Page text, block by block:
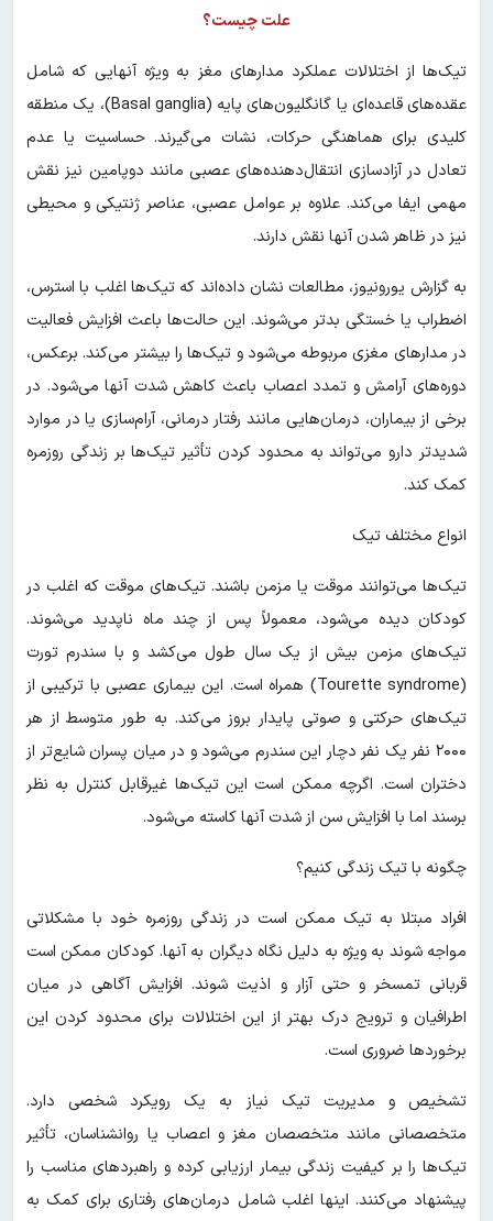
علت چیست؟
تیک‌ها از اختلالات عملکرد مدارهای مغز به ویژه آنهایی که شامل
عقده‌های قاعده‌ای یا گانگلیون‌های پایه (Basal ganglia)، یک منطقه
کلیدی برای هماهنگی حرکات، نشات می‌گیرند. حساسیت یا عدم
تعادل در آزادسازی انتقال‌دهنده‌های عصبی مانند دوپامین نیز نقش
مهمی ایفا می‌کند. علاوه بر عوامل عصبی، عناصر ژنتیکی و محیطی
نیز در ظاهر شدن آنها نقش دارند.
به گزارش یورونیوز، مطالعات نشان داده‌اند که تیک‌ها اغلب با استرس،
اضطراب یا خستگی بدتر می‌شوند. این حالت‌ها باعث افزایش فعالیت
در مدارهای مغزی مربوطه می‌شود و تیک‌ها را بیشتر می‌کند. برعکس،
دوره‌های آرامش و تمدد اعصاب باعث کاهش شدت آنها می‌شود. در
برخی از بیماران، درمان‌هایی مانند رفتار درمانی، آرام‌سازی یا در موارد
شدیدتر دارو می‌تواند به محدود کردن تأثیر تیک‌ها بر زندگی روزمره
کمک کند.
انواع مختلف تیک
تیک‌ها می‌توانند موقت یا مزمن باشند. تیک‌های موقت که اغلب در
کودکان دیده می‌شود، معمولاً پس از چند ماه ناپدید می‌شوند.
تیک‌های مزمن بیش از یک سال طول می‌کشد و با سندرم تورت
(Tourette syndrome) همراه است. این بیماری عصبی با ترکیبی از
تیک‌های حرکتی و صوتی پایدار بروز می‌کند. به طور متوسط از هر
۲۰۰۰ نفر یک نفر دچار این سندرم می‌شود و در میان پسران شایع‌تر از
دختران است. اگرچه ممکن است این تیک‌ها غیرقابل کنترل به نظر
برسند اما با افزایش سن از شدت آنها کاسته می‌شود.
چگونه با تیک زندگی کنیم؟
افراد مبتلا به تیک ممکن است در زندگی روزمره خود با مشکلاتی
مواجه شوند به ویژه به دلیل نگاه دیگران به آنها. کودکان ممکن است
قربانی تمسخر و حتی آزار و اذیت شوند. افزایش آگاهی در میان
اطرافیان و ترویج درک بهتر از این اختلالات برای محدود کردن این
برخوردها ضروری است.
تشخیص و مدیریت تیک نیاز به یک رویکرد شخصی دارد.
متخصصانی مانند متخصصان مغز و اعصاب یا روانشناسان، تأثیر
تیک‌ها را بر کیفیت زندگی بیمار ارزیابی کرده و راهبردهای مناسب را
پیشنهاد می‌کنند. اینها اغلب شامل درمان‌های رفتاری برای کمک به